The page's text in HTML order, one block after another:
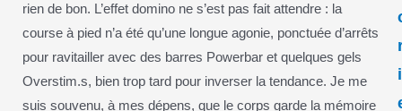
rien de bon. L’effet domino ne s’est pas fait attendre : la
course à pied n’a été qu’une longue agonie, ponctuée d’arrêts
pour ravitailler avec des barres Powerbar et quelques gels
Overstim.s, bien trop tard pour inverser la tendance. Je me
suis souvenu, à mes dépens, que le corps garde la mémoire